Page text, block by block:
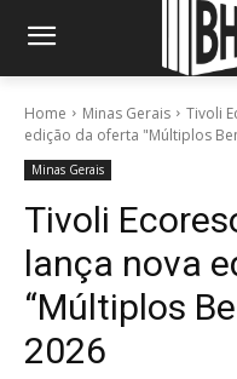
Home Minas Gerais
Tivoli
edição da oferta "Múltiplos
Minas Gerais
Tivoli
lança nova
“Múltiplos
2026